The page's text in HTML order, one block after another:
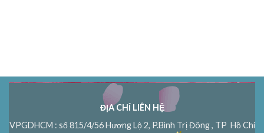
ĐỊA CHỈ LIÊN HỆ
VPGDHCM : số 815/4/56 Hương Lộ 2, P.Bình Trị Đông , TP Hồ Chí